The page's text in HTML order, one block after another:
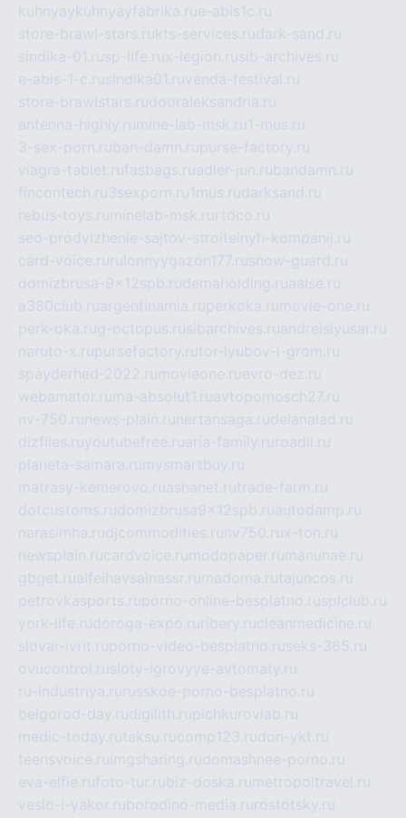
kuhnyaykuhnyayfabrika.rue-abis1c.ru
store-brawl-stars.rukts-services.rudark-sand.ru
sindika-01.rusp-life.rux-legion.rusib-archives.ru
e-abis-1-c.rusindika01.ruvenda-festival.ru
store-brawlstars.rudooraleksandria.ru
antenna-highly.ru mine-lab-msk.ru1-mus.ru
3-sex-porn.ruban-damn.rupurse-factory.ru
viagra-tablet.rufasbags.ruadler-jun.rubandamn.ru
fincontech.ru3sexporn.ru1mus.rudarksand.ru
rebus-toys.ru minelab-msk.ru rtdco.ru
seo-prodvizhenie-sajtov-stroitelnyh-kompanij.ru
card-voice.ru rulonnyygazon177.rusnow-guard.ru
domizbrusa-9x12spb.rudemaholding.ruaalse.ru
a380club.ruargentinamia.ruperkoka.ru movie-one.ru
perk-oka.rug-octopus.rusibarchives.ruandreislyusar.ru
naruto-x.rupursefactory.rutor-lyubov-i-grom.ru
spayderhed-2022.ru movieone.ruevro-dez.ru
webamator.ru ma-absolut1.ruavtopomosch27.ru
nv-750.ru news-plain.ru nertansaga.rudelanalad.ru
dizfiles.ruyoutubefree.ruaria-family.ru roadli.ru
planeta-samara.ru mysmartbuy.ru
matrasy-kemerovo.ruashanet.rutrade-farm.ru
dotcustoms.rudomizbrusa9x12spb.ruautodamp.ru
narasimha.rudjcommodities.ru nv750.rux-ton.ru
newsplain.rucardvoice.ru modopaper.ru manunae.ru
gbget.rualfeihavsalnassr.ru madoma.rutajuncos.ru
petrovkasports.ruporno-online-besplatno.rusplclub.ru
york-life.rudoroga-expo.ru ribery.rucleanmedicine.ru
slovar-ivrit.ruporno-video-besplatno.ruseks-365.ru
ovucontrol.rusloty-igrovyye-avtomaty.ru
ru-industriya.ru russkoe-porno-besplatno.ru
belgorod-day.rudigilith.rupichkurovlab.ru
medic-today.rutaksu.rucomp123.rudon-ykt.ru
teensvoice.ru imgsharing.rudomashnee-porno.ru
eva-elfie.rufoto-tur.rubiz-doska.ru metropoltravel.ru
veslo-i-yakor.ruborodino-media.ru rostotsky.ru